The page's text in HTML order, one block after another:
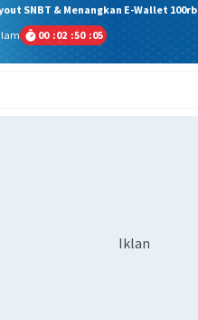
SNBT & Menangkan E-Wallet 100rb
00 :02 :50 :05
Iklan